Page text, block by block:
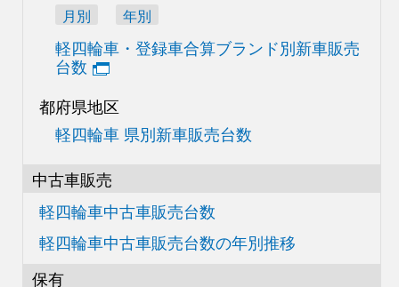
月別 年別
軽四輪車・登録車合算ブランド別新車販売
台数
都府県地区
軽四輪車 県別新車販売台数
中古車販売
軽四輪車中古車販売台数
軽四輪車中古車販売台数の年別推移
保有